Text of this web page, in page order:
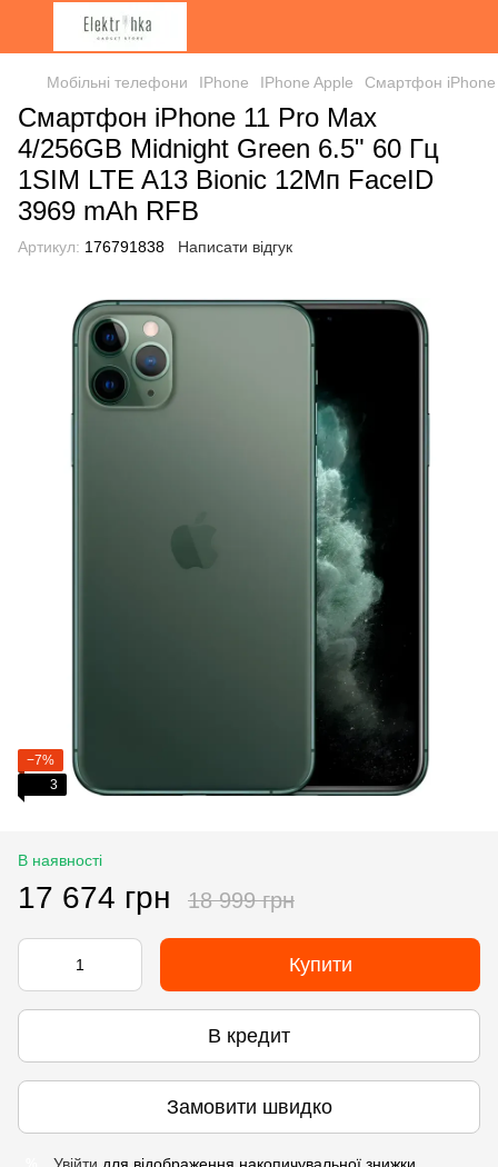
Мобільні телефони IPhone IPhone Apple Смартфон iPhone
Смартфон iPhone 11 Pro Max
4/256GB Midnight Green 6.5" 60 Гц
1SIM LTE A13 Bionic 12Мп FaceID
3969 mAh RFB
Артикул: 176791838 Написати відгук
−7%
3
В наявності
17 674 грн 18 999 грн
Купити
В кредит
Замовити швидко